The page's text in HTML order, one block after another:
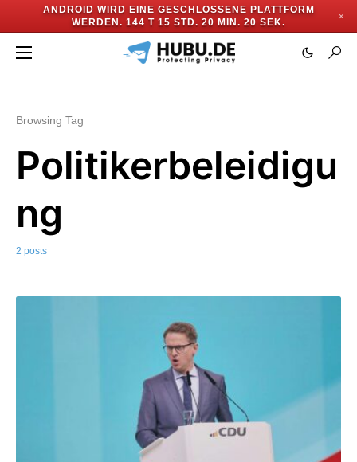
ANDROID WIRD EINE GESCHLOSSENE PLATTFORM
WERDEN. 144 T 15 STD. 20 MIN. 19 SEK.
✕
Browsing Tag
Politikerbeleidigu
ng
2 posts